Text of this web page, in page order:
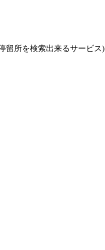
留所を検索出来るサービス)